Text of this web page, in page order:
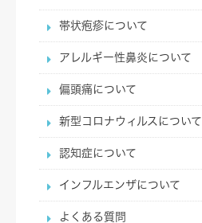
帯状疱疹について
アレルギー性鼻炎について
偏頭痛について
新型コロナウィルスについて
認知症について
インフルエンザについて
よくある質問